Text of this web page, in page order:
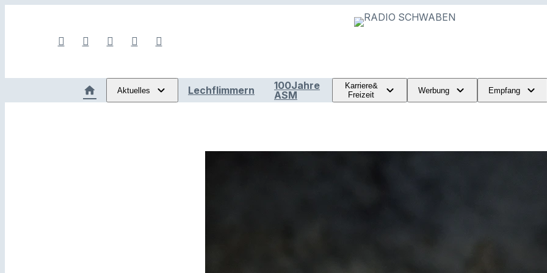
Aktuelles Lechflimmern
100Jahre
ASM
Karriere&
Freizeit
Werbung Empfang